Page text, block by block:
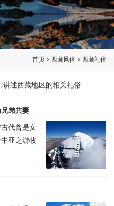
首页>西藏风俗>西藏礼俗
述西藏地区的相关礼俗
弟共妻
代曾是女
亚之游牧